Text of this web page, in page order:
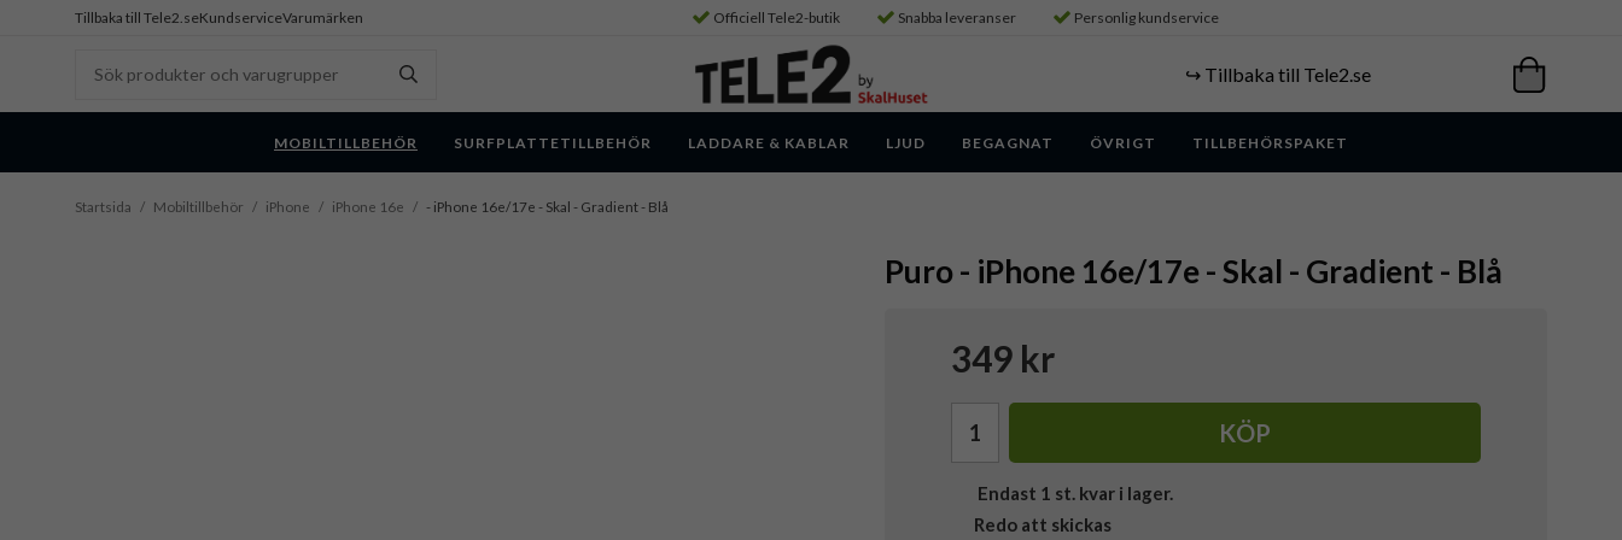
Tillbaka till Tele2.seKundserviceVarumärken Officiell Tele2-butik Snabba leveranser Personlig kundservice
↪️ Tillbaka till Tele2.se
MOBILTILLBEHÖR SURFPLATTETILLBEHÖR LADDARE & KABLAR LJUD BEGAGNAT ÖVRIGT TILLBEHÖRSPAKET
Startsida / Mobiltillbehör / iPhone / iPhone 16e / - iPhone 16e/17e - Skal - Gradient - Blå
Puro - iPhone 16e/17e - Skal - Gradient - Blå
349 kr
KÖP
Endast 1 st. kvar i lager.
Redo att skickas